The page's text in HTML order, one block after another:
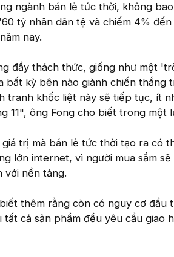
ngành bán lẻ tức thời, không
tỷ nhân dân tệ và chiếm 4%
nay.
đầy thách thức, giống như một
bất kỳ bên nào giành chiến thắng
tranh khốc liệt này sẽ tiếp tục, ít
11", ông Fong cho biết trong một
trị mà bán lẻ tức thời tạo ra có
lớn internet, vì người mua sắm
với nền tảng.
thêm rằng còn có nguy cơ đầu
tất cả sản phẩm đều yêu cầu giao